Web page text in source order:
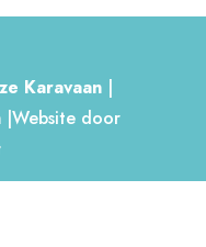
Karavaan |
|Website door